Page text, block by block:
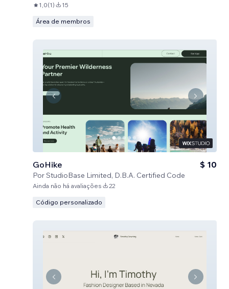
1,0(1) 15
Área de membros
GoHike
PorStudioBase Limited, D.B.A. Certified Code
$ 10
Ainda não há avaliações 22
Código personalizado